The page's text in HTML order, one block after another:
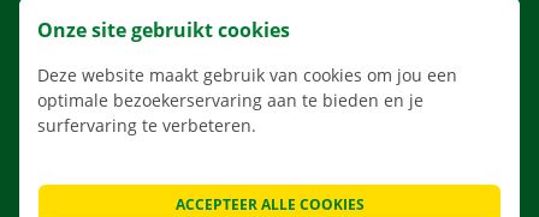
VERHUISOPLOSSINGEN
VEELGESTELDE VRAGEN
Onze site gebruikt cookies
Deze website maakt gebruik van cookies om jou een
optimale bezoekerservaring aan te bieden en je
surfervaring te verbeteren.
ACCEPTEER ALLE COOKIES